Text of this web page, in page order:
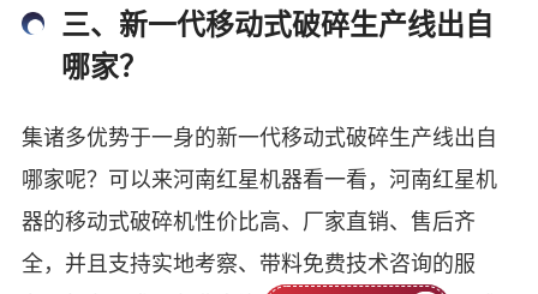
三、新一代移动式破碎生产线出自
哪家？
集诸多优势于一身的新一代移动式破碎生产线出自
哪家呢？可以来河南红星机器看一看，河南红星机
器的移动式破碎机性价比高、厂家直销、售后齐
全，并且支持实地考察、带料免费技术咨询的服